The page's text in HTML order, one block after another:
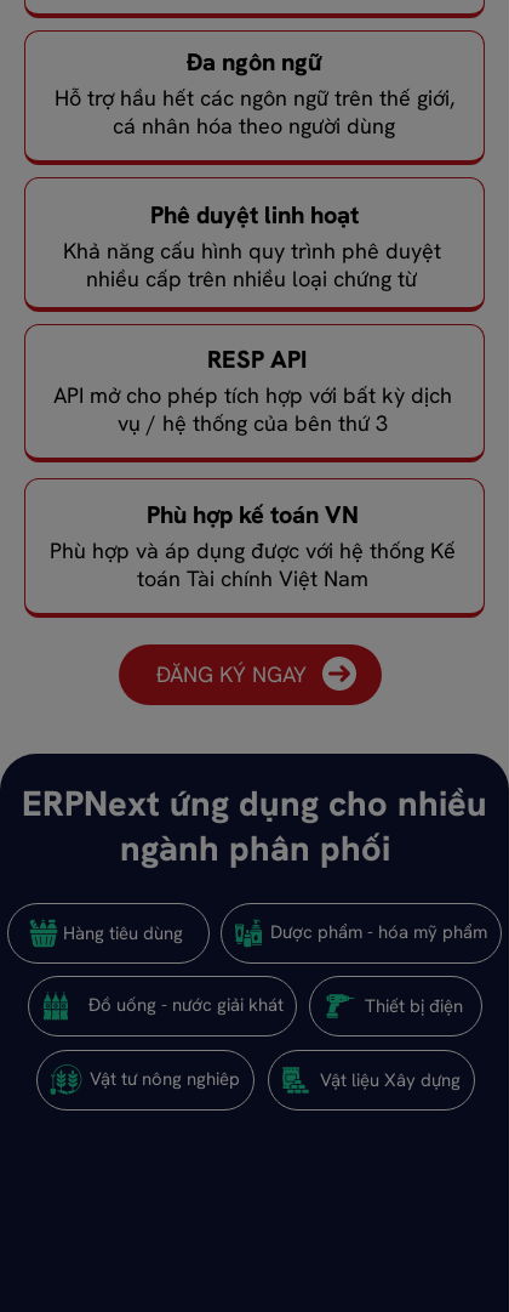
Phù hợp kế toán VN
Phù hợp và áp dụng được với hệ thống Kế
toán Tài chính Việt Nam
Phê duyệt linh hoạt
Khả năng cấu hình quy trình phê duyệt
nhiều cấp trên nhiều loại chứng từ
RESP API
API mở cho phép tích hợp với bất kỳ dịch
vụ / hệ thống của bên thứ 3
Đa ngôn ngữ
Hỗ trợ hầu hết các ngôn ngữ trên thế giới,
cá nhân hóa theo người dùng
ĐĂNG KÝ NGAY
Hàng tiêu dùng Dược phẩm - hóa mỹ phẩm
Đồ uống - nước giải khát Thiết bị điện
Vật tư nông nghiêp Vật liệu Xây dựng
ERPNext ứng dụng cho nhiều
ngành phân phối